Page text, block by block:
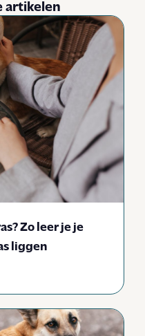
artikelen
Zo leer je je
liggen